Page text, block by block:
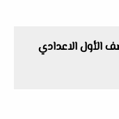
الأول الاعدادي